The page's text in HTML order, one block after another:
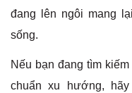
đang lên ngôi mang
sống.
Nếu bạn đang tìm
chuẩn xu hướng,